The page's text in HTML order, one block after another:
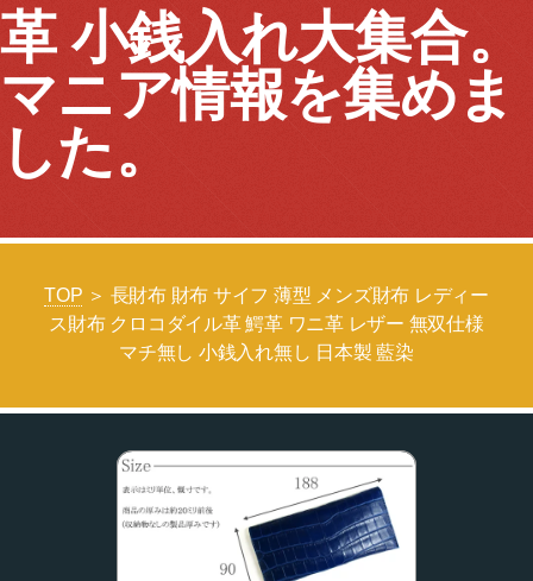
革 小銭入れ大集合。
マニア情報を集めま
した。
TOP ＞ 長財布 財布 サイフ 薄型 メンズ財布 レディー
ス財布 クロコダイル革 鰐革 ワニ革 レザー 無双仕様
マチ無し 小銭入れ無し 日本製 藍染